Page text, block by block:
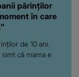
părinților
în care
de 10 ani.
că mama e